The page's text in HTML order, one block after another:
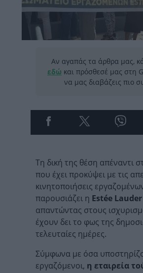
Αν αγαπάς τα άρθρα μας,
εδώ και πρόσθεσέ μας στη
να μας διαβάζεις πιο
Τη δική της θέση απέναντι
που έχει προκύψει με τις
κινητοποιήσεις
παρουσιάζει η Estée
απαντώντας στους
έχουν δει το φως της
τελευταίες ημέρες.
Σύμφωνα με όσα
εργαζόμενοι, η εταιρεία